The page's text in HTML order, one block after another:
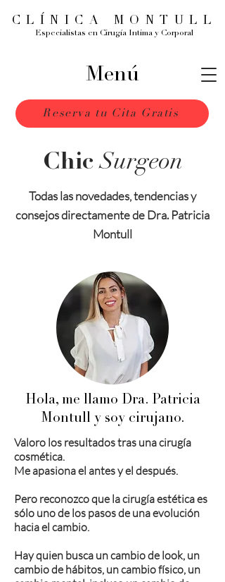
Reserva tu Cita Gratis
CLÍNICA MONTULL
Especialistas en Cirugía Intima y Corporal
Menú
ChicSurgeon
Todas las novedades, tendencias y
consejos directamente de Dra. Patricia
Montull
Hola, me llamo Dra. Patricia
Montull y soy cirujano.
Valoro los resultados tras una cirugía
cosmética.
Me apasiona el antes y el después.
Pero reconozco que la cirugía estética es
sólo uno de los pasos de una evolución
hacia el cambio.
Hay quien busca un cambio de look, un
cambio de hábitos, un cambio físico, un